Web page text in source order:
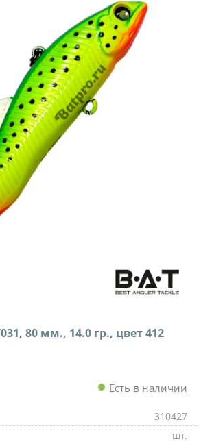
80 мм., 14.0 гр., цвет 412
Есть в наличии
310427
шт.